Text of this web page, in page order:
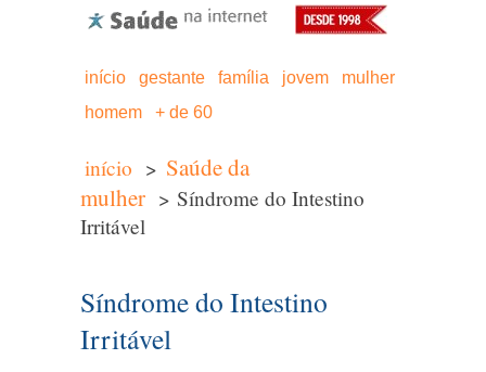
início gestante família jovem
mulher
homem
+ de 60
início > Saúde da
mulher > Síndrome do Intestino
Irritável
Síndrome do Intestino
Irritável